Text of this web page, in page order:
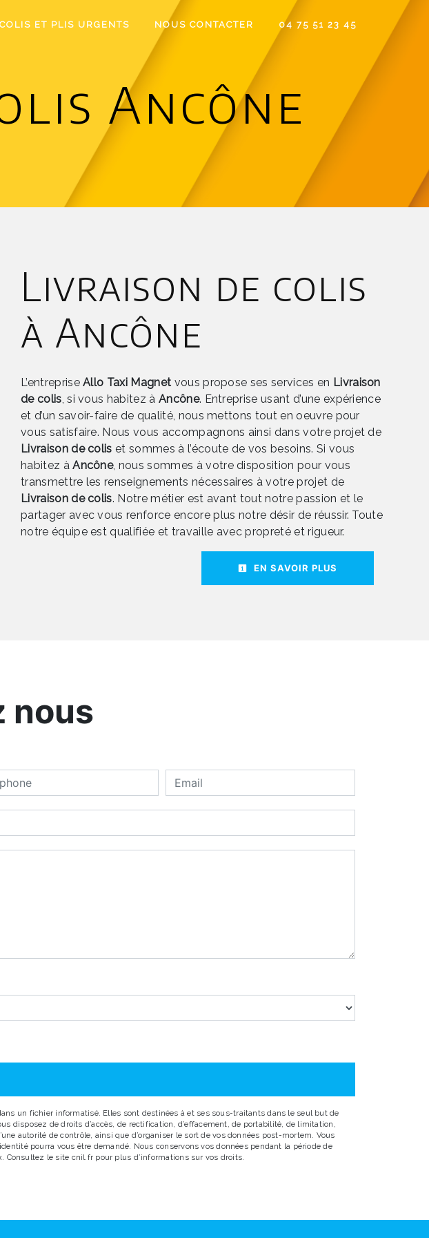
ET PLIS URGENTS NOUS CONTACTER 04 75 51 23 45
Ancône
Livraison de colis
à Ancône
L’entrepriseAllo Taxi Magnet vous propose ses services en Livraison
de colis, si vous habitez à Ancône. Entreprise usant d’une expérience
et d’un savoir-faire de qualité, nous mettons tout en oeuvre pour
vous satisfaire. Nous vous accompagnons ainsi dans votre projet de
Livraison de colis et sommes à l’écoute de vos besoins. Si vous
habitez àAncône, nous sommes à votre disposition pour vous
transmettre les renseignements nécessaires à votre projet de
Livraison de colis. Notre métier est avant tout notre passion et le
partager avec vous renforce encore plus notre désir de réussir. Toute
notre équipe est qualifiée et travaille avec propreté et rigueur.
EN SAVOIR PLUS
nous
un fichier informatisé. Elles sont destinées à et ses sous-traitants dans le seul but de
disposez de droits d’accès, de rectification, d’effacement, de portabilité, de limitation,
autorité de contrôle, ainsi que d’organiser le sort de vos données post-mortem. Vous
pourra vous être demandé. Nous conservons vos données pendant la période de
le site cnil.fr pour plus d’informations sur vos droits.